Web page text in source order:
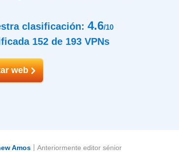
clasificación: 4.6/10
152 de 193 VPNs
web
Amos
Anteriormente editor sénior